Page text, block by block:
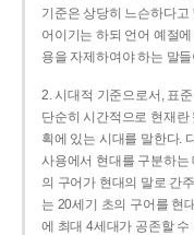
기준은 상당히 느슨하다고
어이기는 하되 언어 예절
용을 자제하여야 하는 말
2. 시대적 기준으로서, 표
단순히 시간적으로 현재
획에 있는 시대를 말한다.
사용에서 현대를 구분하
의 구어가 현대의 말로 간
는 20세기 초의 구어를 현
에 최대 4세대가 공존할